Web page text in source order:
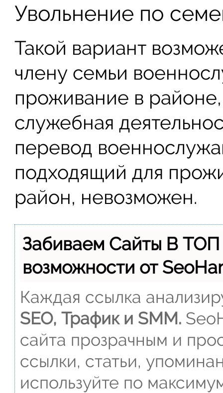
Увольнение по
Такой вариант
члену семьи
проживание в
служебная
перевод
подходящий для
район, невозможен.
Забиваем Сайты В
возможности от
Каждая ссылка
SEO, Трафик и SMM.
сайта прозрачным и
ссылки, статьи,
используйте по